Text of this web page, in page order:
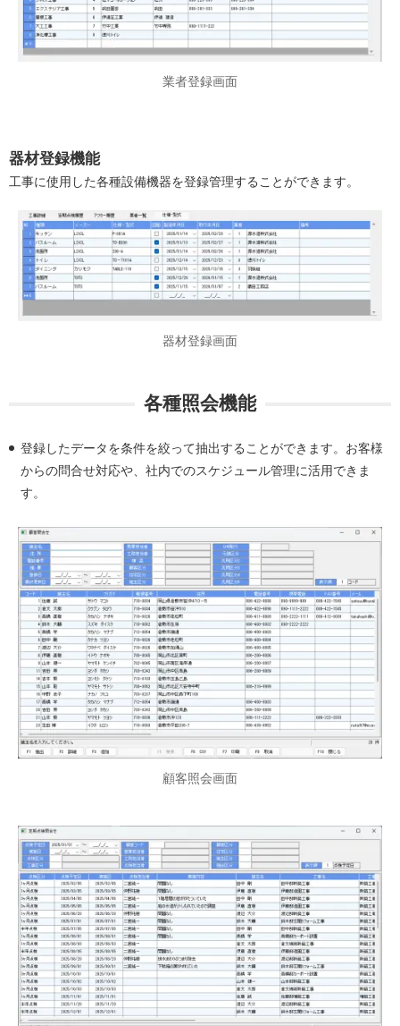
業者登録画面
器材登録機能
工事に使用した各種設備機器を登録管理することができます。
器材登録画面
各種照会機能
登録したデータを条件を絞って抽出することができます。お客様
からの問合せ対応や、社内でのスケジュール管理に活用できま
す。
顧客照会画面